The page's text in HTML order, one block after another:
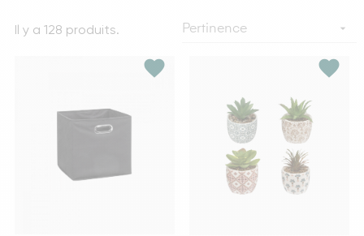
Il y a 128 produits. Pertinence 
favorite favorite